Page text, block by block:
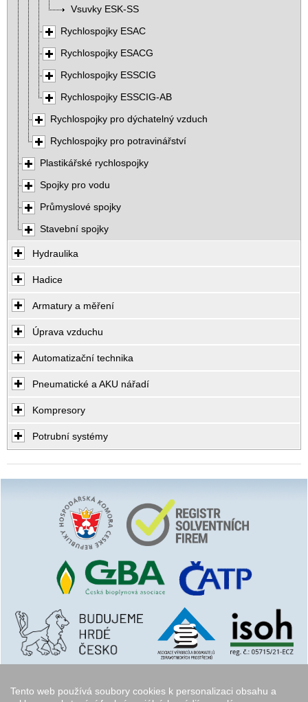
Tento web používá soubory cookies k personalizaci obsahu a
Vsuvky ESK-SS
Rychlospojky ESAC
Rychlospojky ESACG
Rychlospojky ESSCIG
Rychlospojky ESSCIG-AB
Rychlospojky pro dýchatelný vzduch
Rychlospojky pro potravinářství
Plastikářské rychlospojky
Spojky pro vodu
Průmyslové spojky
Stavební spojky
Hydraulika
Hadice
Armatury a měření
Úprava vzduchu
Automatizační technika
Pneumatické a AKU nářadí
Kompresory
Potrubní systémy